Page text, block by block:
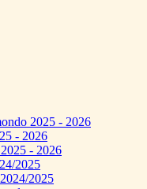
2025 - 2026
- 2026
- 2026
2025
2025